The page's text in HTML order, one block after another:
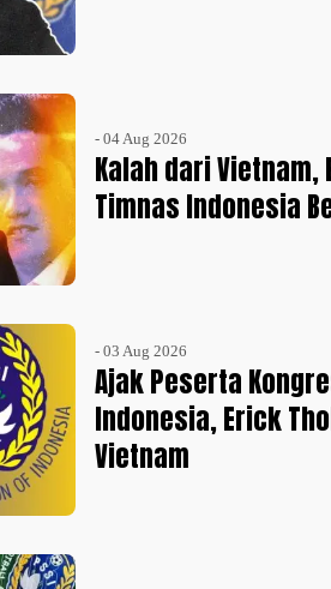
- 04 Aug 2026
Kalah dari
Timnas Indonesia
- 03 Aug 2026
Ajak Peserta
Indonesia, Erick
Vietnam